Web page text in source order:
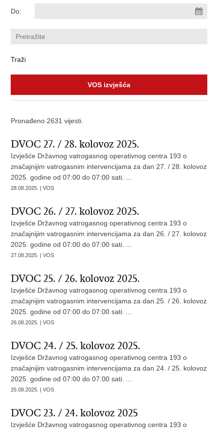
Do:
VOS izvješća
Pronađeno 2631 vijesti.
DVOC 27. / 28. kolovoz 2025.
Izvješće Državnog vatrogasnog operativnog centra 193 o
značajnijim vatrogasnim intervencijama za dan 27. / 28. kolovoz
2025. godine od 07:00 do 07:00 sati. ...
28.08.2025. | VOS
DVOC 26. / 27. kolovoz 2025.
Izvješće Državnog vatrogasnog operativnog centra 193 o
značajnijim vatrogasnim intervencijama za dan 26. / 27. kolovoz
2025. godine od 07:00 do 07:00 sati. ...
27.08.2025. | VOS
DVOC 25. / 26. kolovoz 2025.
Izvješće Državnog vatrogasnog operativnog centra 193 o
značajnijim vatrogasnim intervencijama za dan 25. / 26. kolovoz
2025. godine od 07:00 do 07:00 sati. ...
26.08.2025. | VOS
DVOC 24. / 25. kolovoz 2025.
Izvješće Državnog vatrogasnog operativnog centra 193 o
značajnijim vatrogasnim intervencijama za dan 24. / 25. kolovoz
2025. godine od 07:00 do 07:00 sati. ...
25.08.2025. | VOS
DVOC 23. / 24. kolovoz 2025
Izvješće Državnog vatrogasnog operativnog centra 193 o